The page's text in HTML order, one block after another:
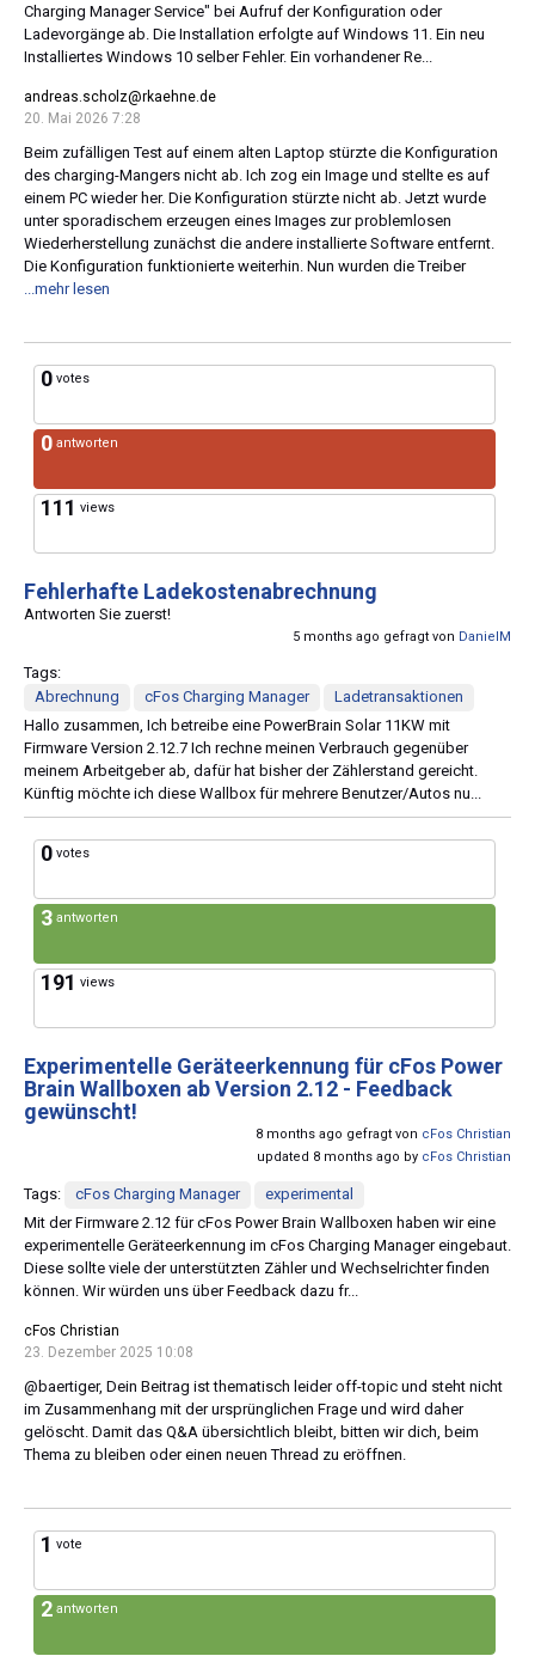
Charging Manager Service" bei Aufruf der Konfiguration oder
Ladevorgänge ab. Die Installation erfolgte auf Windows 11. Ein neu
Installiertes Windows 10 selber Fehler. Ein vorhandener Re...
andreas.scholz@rkaehne.de
20. Mai 2026 7:28
Beim zufälligen Test auf einem alten Laptop stürzte die Konfiguration
des charging-Mangers nicht ab. Ich zog ein Image und stellte es auf
einem PC wieder her. Die Konfiguration stürzte nicht ab. Jetzt wurde
unter sporadischem erzeugen eines Images zur problemlosen
Wiederherstellung zunächst die andere installierte Software entfernt.
Die Konfiguration funktionierte weiterhin. Nun wurden die Treiber
...mehr lesen
0 votes
0 antworten
111 views
Fehlerhafte Ladekostenabrechnung
Antworten Sie zuerst!
5 months ago gefragt von DanielM
Tags:
Abrechnung
cFos Charging Manager
Ladetransaktionen
Hallo zusammen, Ich betreibe eine PowerBrain Solar 11KW mit
Firmware Version 2.12.7 Ich rechne meinen Verbrauch gegenüber
meinem Arbeitgeber ab, dafür hat bisher der Zählerstand gereicht.
Künftig möchte ich diese Wallbox für mehrere Benutzer/Autos nu...
0 votes
3 antworten
191 views
Experimentelle Geräteerkennung für cFos Power
Brain Wallboxen ab Version 2.12 - Feedback
gewünscht!
8 months ago gefragt von cFos Christian
updated 8 months ago by cFos Christian
Tags: cFos Charging Manager
experimental
Mit der Firmware 2.12 für cFos Power Brain Wallboxen haben wir eine
experimentelle Geräteerkennung im cFos Charging Manager eingebaut.
Diese sollte viele der unterstützten Zähler und Wechselrichter finden
können. Wir würden uns über Feedback dazu fr...
cFos Christian
23. Dezember 2025 10:08
@baertiger, Dein Beitrag ist thematisch leider off-topic und steht nicht
im Zusammenhang mit der ursprünglichen Frage und wird daher
gelöscht. Damit das Q&A übersichtlich bleibt, bitten wir dich, beim
Thema zu bleiben oder einen neuen Thread zu eröffnen.
1 vote
2 antworten